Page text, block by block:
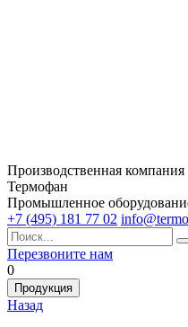
Производственная компания
Термофан
Промышленное
+7 (495) 181 77 02
Перезвоните нам
0
Продукция
Назад